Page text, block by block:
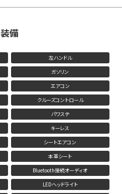
装備
左ハンドル
ガソリン
エアコン
クルーズコントロール
パワステ
キーレス
シートエアコン
本革シート
Bluetooth接続オーディオ
LEDヘッドライト